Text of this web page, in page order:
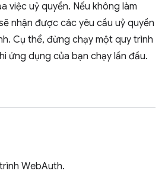
việc uỷ quyền. Nếu không làm
nhận được các yêu cầu uỷ quyền
Cụ thể, đừng chạy một quy trình
ứng dụng của bạn chạy lần đầu.
WebAuth.